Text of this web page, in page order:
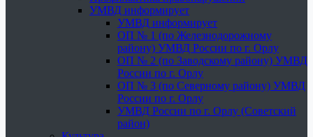
УМВД информирует
УМВД информирует
ОП № 1 (по Железнодорожному
району) УМВД России по г. Орлу
ОП № 2 (по Заводскому району) УМВД
России по г. Орлу
ОП № 3 (по Северному району) УМВД
России по г. Орлу
УМВД России по г. Орлу (Советский
район)